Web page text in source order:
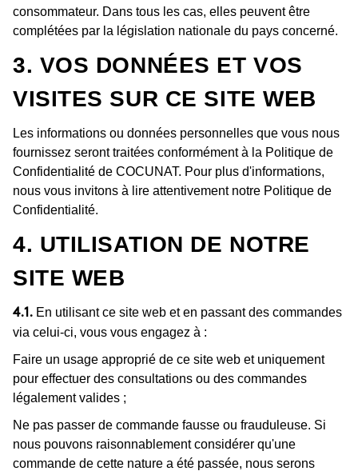
consommateur. Dans tous les cas, elles peuvent être
complétées par la législation nationale du pays concerné.
3. VOS DONNÉES ET VOS
VISITES SUR CE SITE WEB
Les informations ou données personnelles que vous nous
fournissez seront traitées conformément à la Politique de
Confidentialité de COCUNAT. Pour plus d'informations,
nous vous invitons à lire attentivement notre Politique de
Confidentialité.
4. UTILISATION DE NOTRE
SITE WEB
4.1. En utilisant ce site web et en passant des commandes
via celui-ci, vous vous engagez à :
Faire un usage approprié de ce site web et uniquement
pour effectuer des consultations ou des commandes
légalement valides ;
Ne pas passer de commande fausse ou frauduleuse. Si
nous pouvons raisonnablement considérer qu'une
commande de cette nature a été passée, nous serons